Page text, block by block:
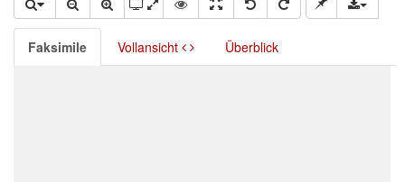
Faksimile Vollansicht Überblick